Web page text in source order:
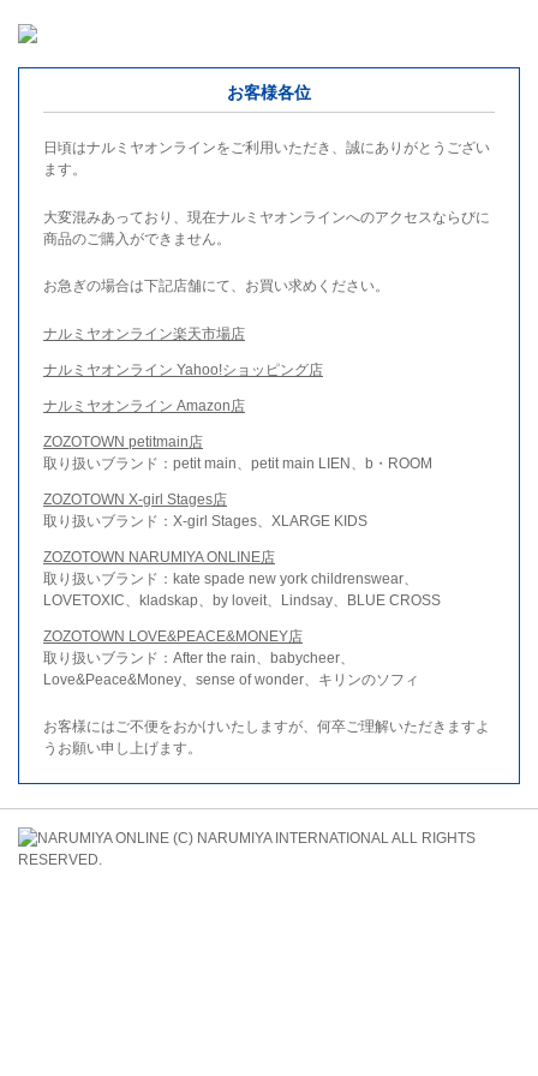
お客様各位
日頃はナルミヤオンラインをご利用いただき、誠にありがとうござい
ます。
大変混みあっており、現在ナルミヤオンラインへのアクセスならびに
商品のご購入ができません。
お急ぎの場合は下記店舗にて、お買い求めください。
ナルミヤオンライン楽天市場店
ナルミヤオンライン Yahoo!ショッピング店
ナルミヤオンライン Amazon店
ZOZOTOWN petitmain店
取り扱いブランド：petit main、petit main LIEN、b・ROOM
ZOZOTOWN X-girl Stages店
取り扱いブランド：X-girl Stages、XLARGE KIDS
ZOZOTOWN NARUMIYA ONLINE店
取り扱いブランド：kate spade new york childrenswear、
LOVETOXIC、kladskap、by loveit、Lindsay、BLUE CROSS
ZOZOTOWN LOVE&PEACE&MONEY店
取り扱いブランド：After the rain、babycheer、
Love&Peace&Money、sense of wonder、キリンのソフィ
お客様にはご不便をおかけいたしますが、何卒ご理解いただきますよ
うお願い申し上げます。